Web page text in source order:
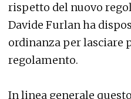
rispetto del nuovo
Davide Furlan ha
ordinanza per lasciare
regolamento.
In linea generale